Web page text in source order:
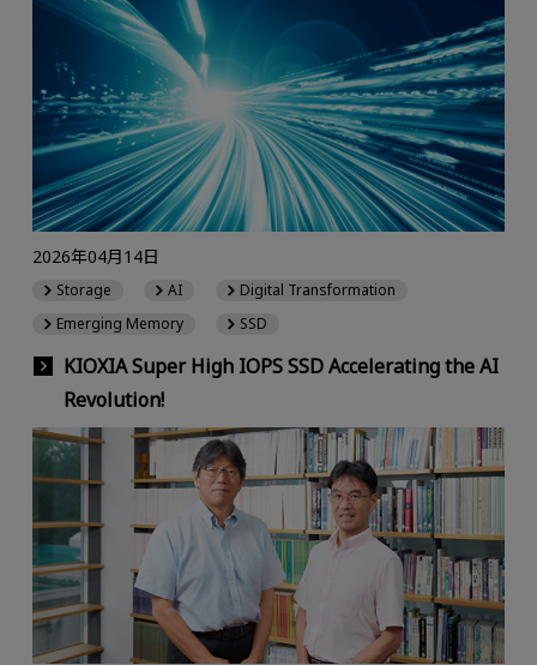
KIOXIA Super High IOPS SSD Accelerating the AI
Revolution!
2026年04月14日
Storage AI
Digital Transformation
Emerging Memory
SSD